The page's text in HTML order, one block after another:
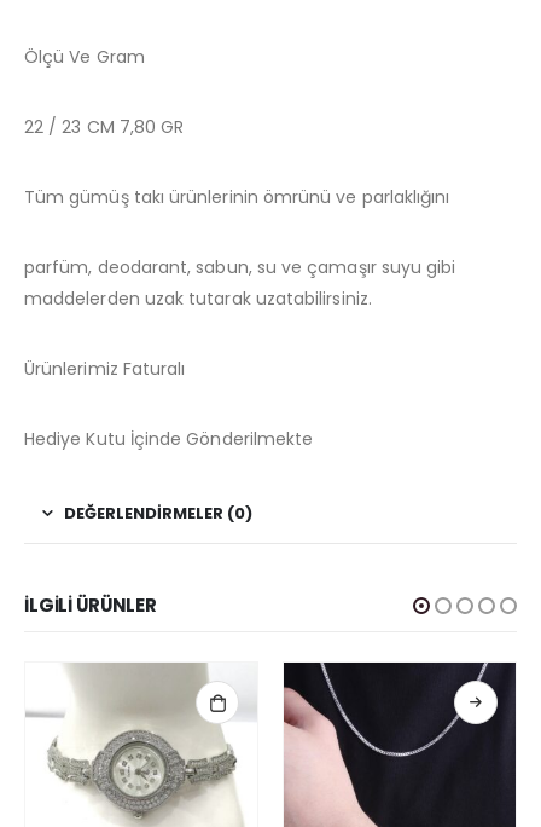
Ölçü Ve Gram
22 / 23 CM 7,80 GR
Tüm gümüş takı ürünlerinin ömrünü ve parlaklığını
parfüm, deodarant, sabun, su ve çamaşır suyu gibi
maddelerden uzak tutarak uzatabilirsiniz.
Ürünlerimiz Faturalı
Hediye Kutu İçinde Gönderilmekte
DEĞERLENDIRMELER (0)
İLGILI ÜRÜNLER